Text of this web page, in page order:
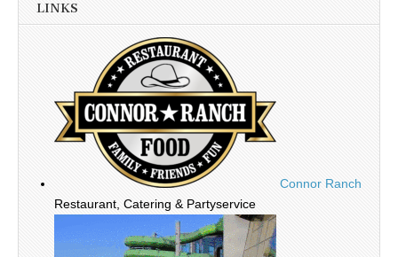
LINKS
Connor Ranch
Restaurant, Catering & Partyservice